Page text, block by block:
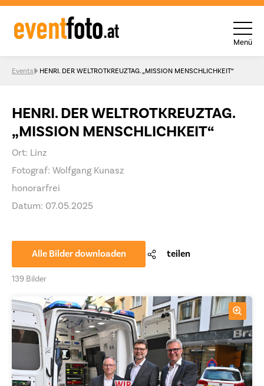
Skip to content
Menü
Events HENRI. DER WELTROTKREUZTAG. „MISSION MENSCHLICHKEIT“
HENRI. DER WELTROTKREUZTAG.
„MISSION MENSCHLICHKEIT“
Ort: Linz
Fotograf: Wolfgang Kunasz
honorarfrei
Datum: 07.05.2025
Alle Bilder downloaden teilen
139 Bilder